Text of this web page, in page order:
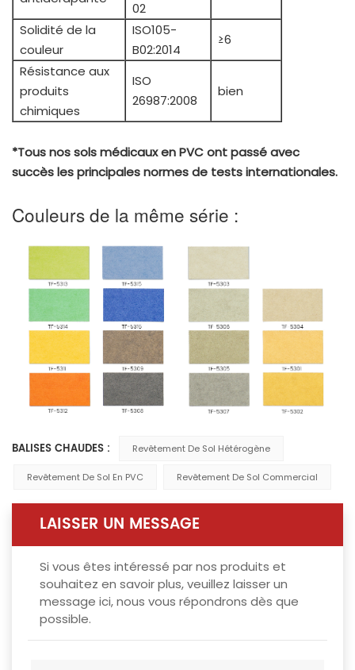
02
Solidité de la
couleur
ISO105-
B02:2014
≥6
Résistance aux
produits
chimiques
ISO
26987:2008
bien
*Tous nos sols médicaux en PVC ont passé avec
succès les principales normes de tests internationales.
Couleurs de la même série :
BALISES CHAUDES : Revêtement De Sol Hétérogène
Revêtement De Sol En PVC Revêtement De Sol Commercial
LAISSER UN MESSAGE
Si vous êtes intéressé par nos produits et
souhaitez en savoir plus, veuillez laisser un
message ici, nous vous répondrons dès que
possible.